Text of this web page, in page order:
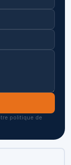
politique de